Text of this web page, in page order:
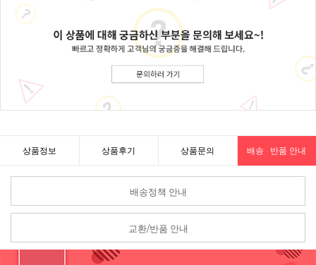
상품정보 상품후기 상품문의 배송 · 반품 안내
배송정책 안내
교환/반품 안내